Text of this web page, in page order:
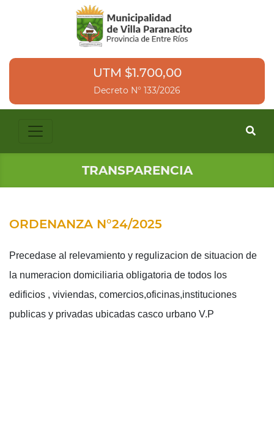
UTM $1.700,00
Decreto N° 133/2026
TRANSPARENCIA
ORDENANZA N°24/2025
Precedase al relevamiento y regulizacion de situacion de
la numeracion domiciliaria obligatoria de todos los
edificios , viviendas, comercios,oficinas,instituciones
publicas y privadas ubicadas casco urbano V.P